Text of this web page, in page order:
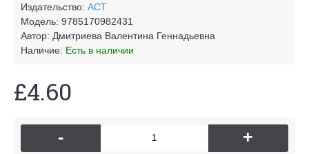
Издательство: АСТ
Модель: 9785170982431
Автор: Дмитриева Валентина Геннадьевна
Наличие: Есть в наличии
£4.60
- +